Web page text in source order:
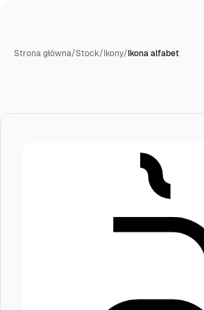
Strona główna/Stock/Ikony/Ikona alfabet